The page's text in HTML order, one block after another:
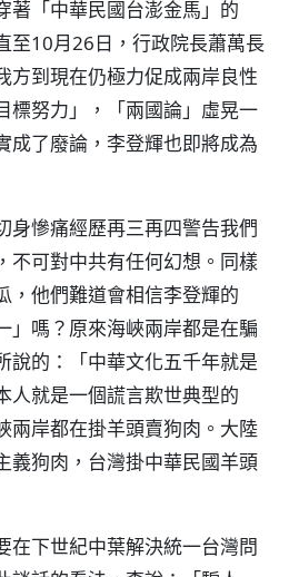
著「中華民國台澎金馬」的
至10月26日，行政院長蕭萬長
方到現在仍極力促成兩岸良性
標努力」，「兩國論」虛晃一
成了廢論，李登輝也即將成為
身慘痛經歷再三再四警告我們
不可對中共有任何幻想。同樣
，他們難道會相信李登輝的
」嗎？原來海峽兩岸都是在騙
說的：「中華文化五千年就是
人就是一個謊言欺世典型的
兩岸都在掛羊頭賣狗肉。大陸
義狗肉，台灣掛中華民國羊頭
在下世紀中葉解決統一台灣問